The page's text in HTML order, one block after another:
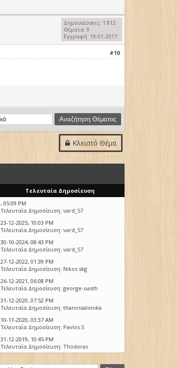
Δημοσιεύσεις: 1.812
Θέματα: 9
Εγγραφή: 19-01-2017
#10
Κλειστό Θέμα
Τελευταία Δημοσίευση
, 05:09 PM
Τελευταία Δημοσίευση:vard_57
23-12-2025, 10:03 PM
Τελευταία Δημοσίευση:vard_57
30-10-2024, 08:43 PM
Τελευταία Δημοσίευση:vard_57
27-12-2022, 01:39 PM
Τελευταία Δημοσίευση: Nikos skg
26-12-2021, 06:08 PM
Τελευταία Δημοσίευση:george-oasth
31-12-2020, 07:52 PM
Τελευταία Δημοσίευση:thanossalonika
10-11-2020, 03:37 AM
Τελευταία Δημοσίευση: Pavlos.S
31-12-2019, 10:45 PM
Τελευταία Δημοσίευση:Thodoras